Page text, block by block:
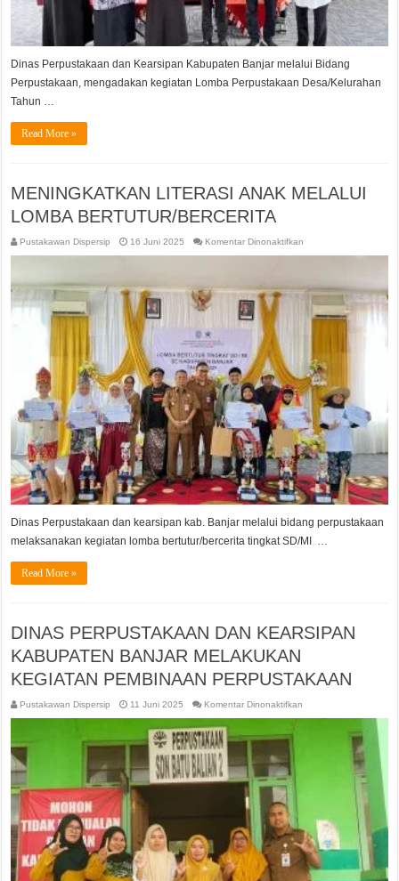
Dinas Perpustakaan dan Kearsipan Kabupaten Banjar melalui Bidang
Perpustakaan, mengadakan kegiatan Lomba Perpustakaan Desa/Kelurahan
Tahun …
Read More »
MENINGKATKAN LITERASI ANAK MELALUI
LOMBA BERTUTUR/BERCERITA
Pustakawan Dispersip 16 Juni 2025 Komentar Dinonaktifkan
LOMBA
BERTUTUR/
Dinas Perpustakaan dan kearsipan kab. Banjar melalui bidang perpustakaan
melaksanakan kegiatan lomba bertutur/bercerita tingkat SD/MI …
Read More »
DINAS PERPUSTAKAAN DAN KEARSIPAN
KABUPATEN BANJAR MELAKUKAN
KEGIATAN PEMBINAAN PERPUSTAKAAN
Pustakawan Dispersip 11 Juni 2025 Komentar Dinonaktifkan
KEARSIPAN
KABUPATEN
MELAKUKAN